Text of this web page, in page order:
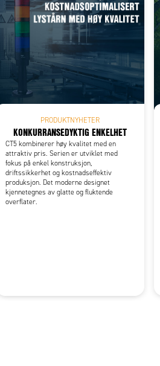
Add as new cart row
PRODUKTNYHETER
KONKURRANSEDYKTIG ENKELHET
CT5 kombinerer høy kvalitet med en
attraktiv pris. Serien er utviklet med
fokus på enkel konstruksjon,
driftssikkerhet og kostnadseffektiv
produksjon. Det moderne designet
kjennetegnes av glatte og fluktende
overflater.